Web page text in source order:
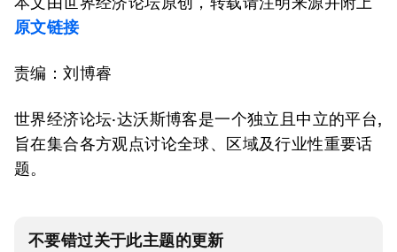
原文链接
责编：刘博睿
世界经济论坛·达沃斯博客是一个独立且中立的平台,
旨在集合各方观点讨论全球、区域及行业性重要话
题。
不要错过关于此主题的更新